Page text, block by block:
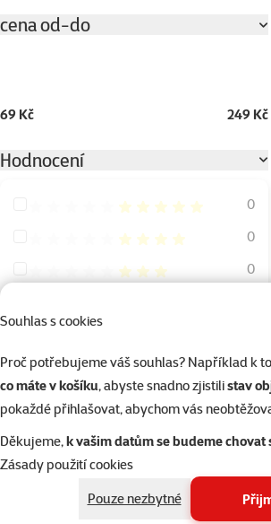
Souhlas s cookies
Proč potřebujeme váš souhlas? Například k
co máte v košíku, abyste snadno zjistilistav
pokaždé přihlašovat, abychom vás
Děkujeme,k vašim datům se budeme chovat
Zásady použití cookies
Pouze nezbytné
cena od-do
69 Kč 249 Kč
Hodnocení
Hodnocení 100%
0
Hodnocení 80%
0
Hodnocení 60%
0
Stáří psa
Dospělý Senior